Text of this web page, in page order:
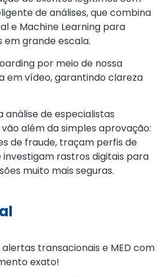
de análises, que combina
e Machine Learning para
em grande escala.
por meio de nossa
em vídeo, garantindo clareza
análise de especialistas
além da simples aprovação:
de fraude, traçam perfis de
investigam rastros digitais para
muito mais seguras.
transacionais e MED com
exato!